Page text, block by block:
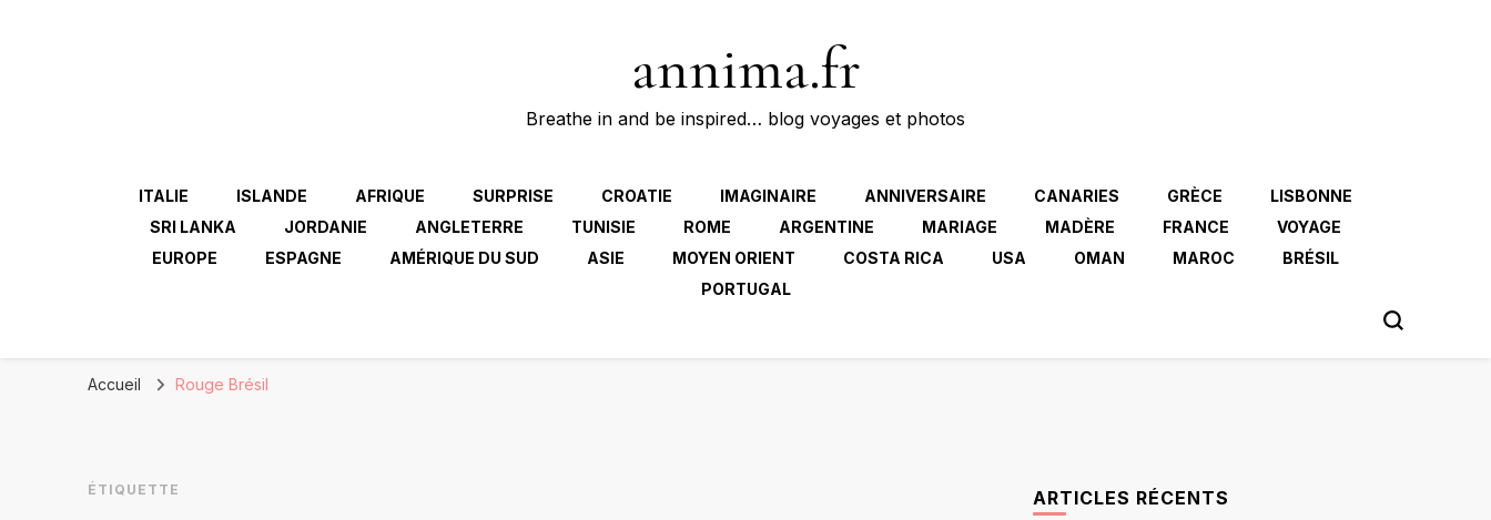
annima.fr
Breathe in and be inspired… blog voyages et photos
ITALIE ISLANDE AFRIQUE SURPRISE CROATIE IMAGINAIRE ANNIVERSAIRE CANARIES GRÈCE
LISBONNE
SRI LANKA
JORDANIE ANGLETERRE TUNISIE ROME ARGENTINE MARIAGE MADÈRE FRANCE
VOYAGE
EUROPE
ESPAGNE AMÉRIQUE DU SUD ASIE MOYEN ORIENT COSTA RICA USA OMAN MAROC
BRÉSIL
PORTUGAL
Accueil Rouge Brésil
ÉTIQUETTE ARTICLES RÉCENTS